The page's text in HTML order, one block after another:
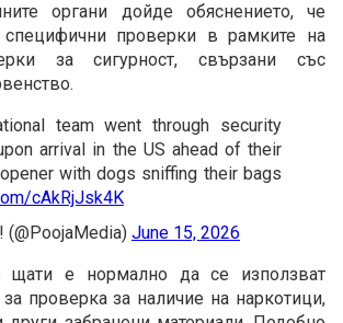
органи дойде обяснението, че
проверки в рамките на
за сигурност, свързани със
team went through security
arrival in the US ahead of their
with dogs sniffing their bags
cAkRjJsk4K
(@PoojaMedia) June 15, 2026
щати е нормално да се използват
проверка за наличие на наркотици,